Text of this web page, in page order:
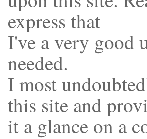
express that
I've a very good
needed.
I most
this site and
it a glance on a